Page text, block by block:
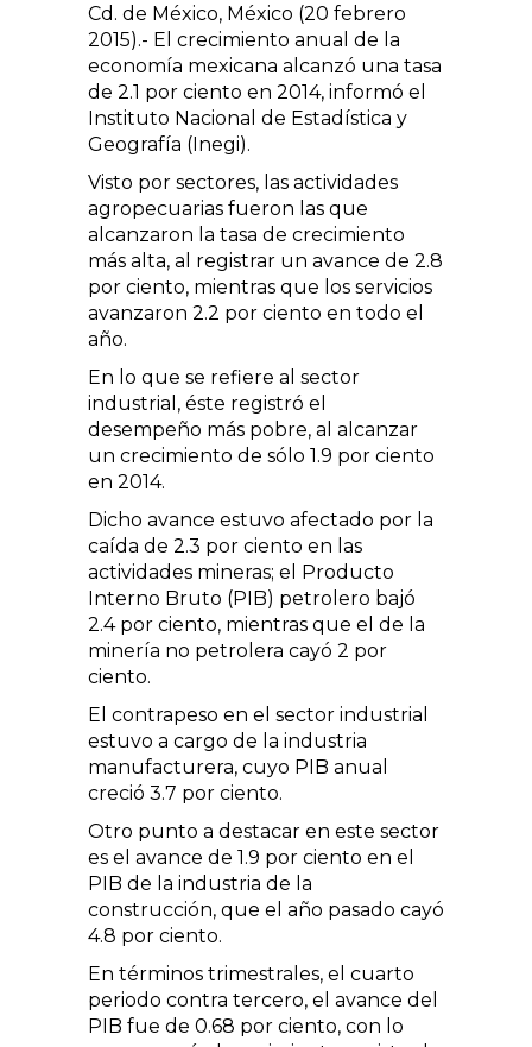
Cd. de México, México (20 febrero
2015).- El crecimiento anual de la
economía mexicana alcanzó una tasa
de 2.1 por ciento en 2014, informó el
Instituto Nacional de Estadística y
Geografía (Inegi).
Visto por sectores, las actividades
agropecuarias fueron las que
alcanzaron la tasa de crecimiento
más alta, al registrar un avance de 2.8
por ciento, mientras que los servicios
avanzaron 2.2 por ciento en todo el
año.
En lo que se refiere al sector
industrial, éste registró el
desempeño más pobre, al alcanzar
un crecimiento de sólo 1.9 por ciento
en 2014.
Dicho avance estuvo afectado por la
caída de 2.3 por ciento en las
actividades mineras; el Producto
Interno Bruto (PIB) petrolero bajó
2.4 por ciento, mientras que el de la
minería no petrolera cayó 2 por
ciento.
El contrapeso en el sector industrial
estuvo a cargo de la industria
manufacturera, cuyo PIB anual
creció 3.7 por ciento.
Otro punto a destacar en este sector
es el avance de 1.9 por ciento en el
PIB de la industria de la
construcción, que el año pasado cayó
4.8 por ciento.
En términos trimestrales, el cuarto
periodo contra tercero, el avance del
PIB fue de 0.68 por ciento, con lo